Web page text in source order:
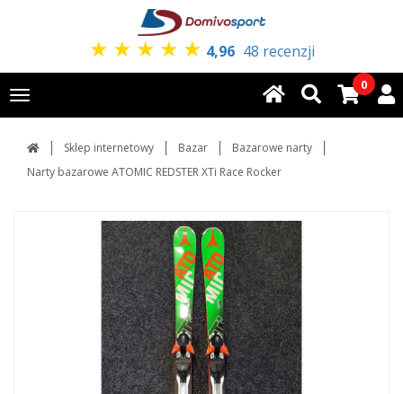
★ ★ ★ ★ ★ 4,96 48 recenzji
Toggle
navigation
0
Sklep internetowy Bazar
Bazarowe narty
Narty bazarowe ATOMIC REDSTER XTi Race Rocker